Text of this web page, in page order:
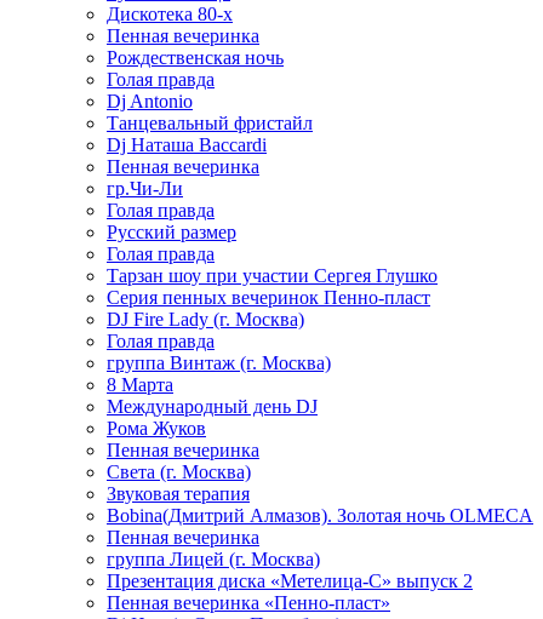
Дискотека 80-х
Пенная вечеринка
Рождественская ночь
Голая правда
Dj Antonio
Танцевальный фристайл
Dj Наташа Baccardi
Пенная вечеринка
гр.Чи-Ли
Голая правда
Русский размер
Голая правда
Тарзан шоу при участии Сергея Глушко
Серия пенных вечеринок Пенно-пласт
DJ Fire Lady (г. Москва)
Голая правда
группа Винтаж (г. Москва)
8 Марта
Международный день DJ
Рома Жуков
Пенная вечеринка
Света (г. Москва)
Звуковая терапия
Bobina(Дмитрий Алмазов). Золотая ночь OLMECA
Пенная вечеринка
группа Лицей (г. Москва)
Презентация диска «Метелица-С» выпуск 2
Пенная вечеринка «Пенно-пласт»